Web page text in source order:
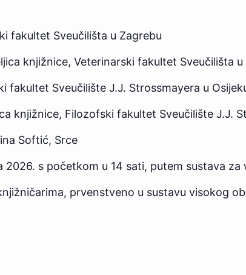
fakultet Sveučilišta u Zagrebu
knjižnice, Veterinarski fakultet Sveučilišta u
fakultet Sveučilište J.J. Strossmayera u
knjižnice, Filozofski fakultet Sveučilište J.J.
Softić, Srce
2026. s početkom u 14 sati, putem sustava za
prvenstveno u sustavu visokog